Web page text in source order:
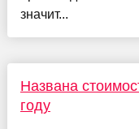
значит...
Названа
году